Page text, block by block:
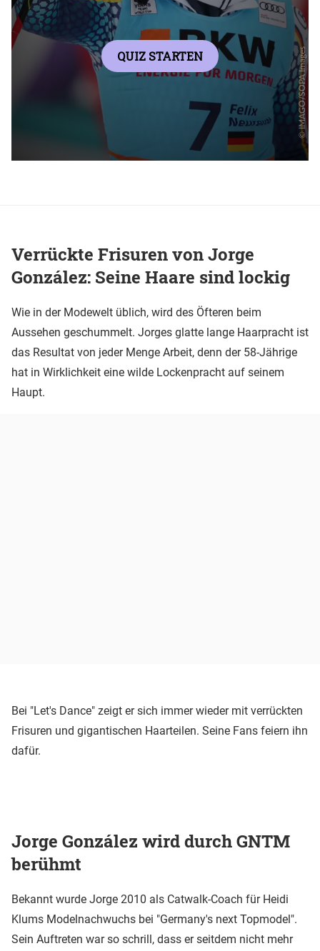
Verrückte Frisuren von Jorge
González: Seine Haare sind lockig
Wie in der Modewelt üblich, wird des Öfteren beim
Aussehen geschummelt. Jorges glatte lange Haarpracht ist
das Resultat von jeder Menge Arbeit, denn der 58-Jährige
hat in Wirklichkeit eine wilde Lockenpracht auf seinem
Haupt.
Bei "Let's Dance" zeigt er sich immer wieder mit verrückten
Frisuren und gigantischen Haarteilen. Seine Fans feiern ihn
dafür.
Jorge González wird durch GNTM
berühmt
Bekannt wurde Jorge 2010 als Catwalk-Coach für Heidi
Klums Modelnachwuchs bei "Germany's next Topmodel".
Sein Auftreten war so schrill, dass er seitdem nicht mehr